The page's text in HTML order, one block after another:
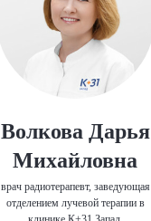
Волкова Дарья
Михайловна
врач радиотерапевт, заведующая
отделением лучевой терапии в